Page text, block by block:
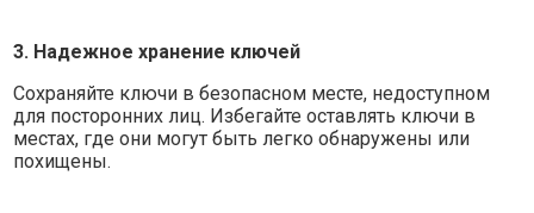
3. Надежное хранение ключей
Сохраняйте ключи в безопасном месте, недоступном
для посторонних лиц. Избегайте оставлять ключи в
местах, где они могут быть легко обнаружены или
похищены.